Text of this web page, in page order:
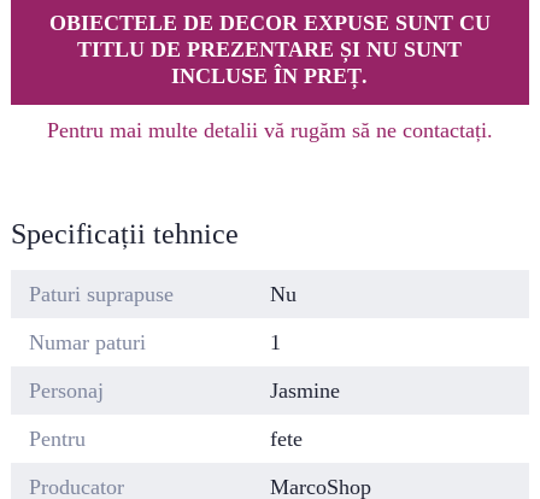
OBIECTELE DE DECOR EXPUSE SUNT CU
TITLU DE PREZENTARE ȘI NU SUNT
INCLUSE ÎN PREȚ.
Pentru mai multe detalii vă rugăm să ne contactați.
Specificații tehnice
Paturi suprapuse
Nu
Numar paturi
1
Personaj
Jasmine
Pentru
fete
Producator
MarcoShop